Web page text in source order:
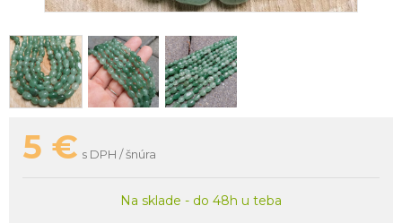
5 € s DPH / šnúra
Na sklade - do 48h u teba